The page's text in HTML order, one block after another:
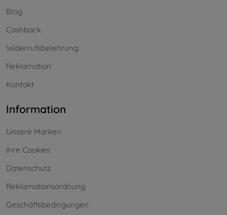
Blog
Cashback
Widerrufsbelehrung
Reklamation
Kontakt
Information
Unsere Marken
Ihre Cookies
Datenschutz
Reklamationsordnung
Geschäftsbedingungen